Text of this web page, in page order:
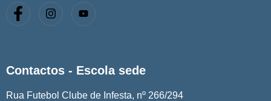
Contactos - Escola sede
Rua Futebol Clube de Infesta, nº 266/294